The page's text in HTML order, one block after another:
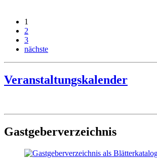
1
2
3
nächste
Veranstaltungskalender
Gastgeberverzeichnis